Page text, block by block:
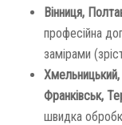
Вінниця,
професійна
замірами
Хмельницький,
Франківськ,
швидка